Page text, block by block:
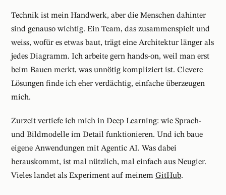
Technik ist mein Handwerk, aber die Menschen dahinter
sind genauso wichtig. Ein Team, das zusammenspielt und
weiss, wofür es etwas baut, trägt eine Architektur länger als
jedes Diagramm. Ich arbeite gern hands-on, weil man erst
beim Bauen merkt, was unnötig kompliziert ist. Clevere
Lösungen finde ich eher verdächtig, einfache überzeugen
mich.
Zurzeit vertiefe ich mich in Deep Learning: wie Sprach-
und Bildmodelle im Detail funktionieren. Und ich baue
eigene Anwendungen mit Agentic AI. Was dabei
herauskommt, ist mal nützlich, mal einfach aus Neugier.
Vieles landet als Experiment auf meinem GitHub.